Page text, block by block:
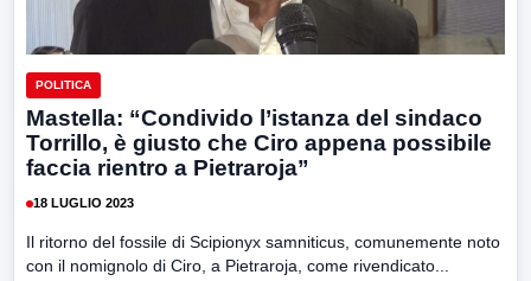
POLITICA
Mastella: “Condivido l’istanza del sindaco
Torrillo, è giusto che Ciro appena possibile
faccia rientro a Pietraroja”
18 LUGLIO 2023
Il ritorno del fossile di Scipionyx samniticus, comunemente noto
con il nomignolo di Ciro, a Pietraroja, come rivendicato...